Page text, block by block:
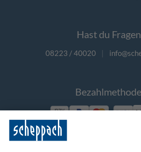
Hast du
08223 / 40020 |